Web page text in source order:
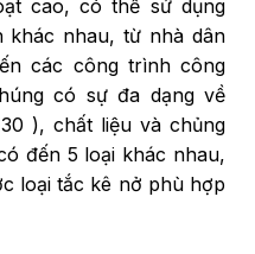
cao, có thể sử dụng
khác nhau, từ nhà dân
các công trình công
có sự đa dạng về
), chất liệu và chủng
đến 5 loại khác nhau,
loại tắc kê nở phù hợp